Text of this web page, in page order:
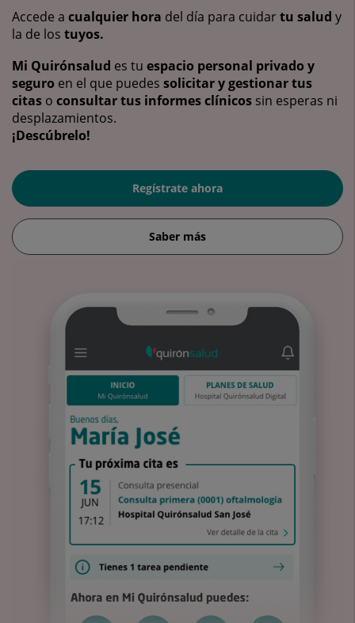
Accede a cualquier hora del día para cuidartu salud y
la de los tuyos.
Mi Quirónsalud es tu espacio personal privado y
seguro en el que puedes solicitar y gestionar tus
citas o consultar tus informes clínicos sin esperas ni
desplazamientos.
¡Descúbrelo!
Regístrate ahora
Saber más